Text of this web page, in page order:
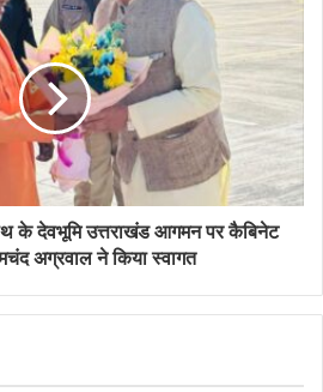
के देवभूमि उत्तराखंड आगमन पर कैबिनेट
अग्रवाल ने किया स्वागत